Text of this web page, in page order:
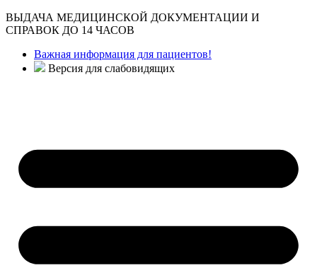
ВЫДАЧА МЕДИЦИНСКОЙ ДОКУМЕНТАЦИИ И
СПРАВОК ДО 14 ЧАСОВ
Важная информация для пациентов!
Версия для слабовидящих